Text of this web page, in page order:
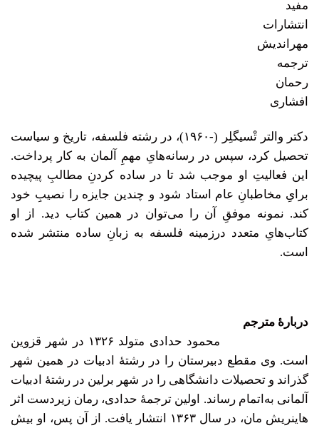
دکتر والتر تْسیگلِر (-۱۹۶۰)، در رشته فلسفه، تاریخ و سیاست
تحصیل کرد، سپس در رسانه‌هایِ مهمِ آلمان به کار پرداخت.
این فعالیتِ او موجب شد تا در ساده کردنِ مطالبِ پیچیده
برایِ مخاطبانِ عام استاد شود و چندین جایزه را نصیبِ خود
کند. نمونه موفقِ آن را می‌توان در همین کتاب دید. از او
کتاب‌هایِ متعدد درزمینه فلسفه به زبانِ ساده منتشر شده
است.
دربارۀ مترجم
محمود حدادی متولد ۱۳۲۶ در شهر قزوین
است. وی مقطع دبیرستان را در رشتۀ ادبیات در همین شهر
گذراند و تحصیلات دانشگاهی را در شهر برلین در رشتۀ ادبیات
آلمانی به‌اتمام رساند. اولین ترجمۀ حدادی، رمان زیردست اثر
هاینریش مان، در سال ۱۳۶۳ انتشار یافت. از آن ‌پس، او بیش